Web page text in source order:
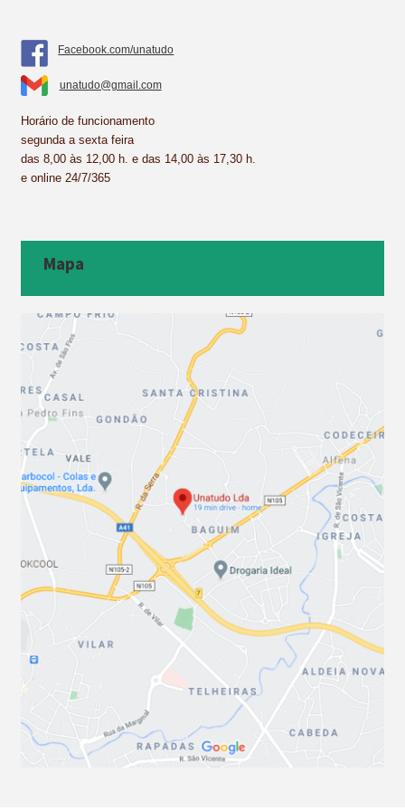
Facebook.com/unatudo
unatudo@gmail.com
Horário de funcionamento
segunda a sexta feira
das 8,00 às 12,00 h. e das 14,00 às 17,30 h.
e online 24/7/365
Mapa